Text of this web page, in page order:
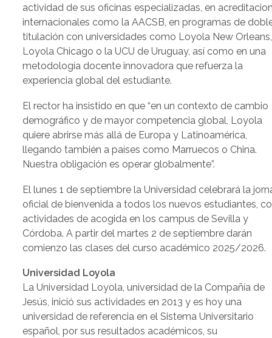
actividad de sus oficinas especializadas, en
internacionales como la AACSB, en programas de
titulación con universidades como Loyola New Orleans,
Loyola Chicago o la UCU de Uruguay, así como en una
metodología docente innovadora que refuerza la
experiencia global del estudiante.
El rector ha insistido en que “en un contexto de cambio
demográfico y de mayor competencia global, Loyola
quiere abrirse más allá de Europa y Latinoamérica,
llegando también a países como Marruecos o China.
Nuestra obligación es operar globalmente”.
El lunes 1 de septiembre la Universidad celebrará la
oficial de bienvenida a todos los nuevos estudiantes,
actividades de acogida en los campus de Sevilla y
Córdoba. A partir del martes 2 de septiembre darán
comienzo las clases del curso académico 2025/2026.
Universidad Loyola
La Universidad Loyola, universidad de la Compañía de
Jesús, inició sus actividades en 2013 y es hoy una
universidad de referencia en el Sistema Universitario
español, por sus resultados académicos, su